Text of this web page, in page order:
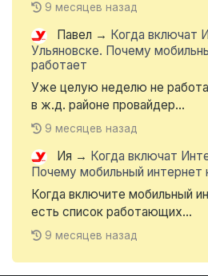
9 месяцев назад
Павел → Когда включат
Ульяновске. Почему
работает
Уже целую неделю не
в ж.д. районе провайдер...
9 месяцев назад
Ия → Когда включат
Почему мобильный интернет
Когда включите мобильный
есть список работающих...
9 месяцев назад